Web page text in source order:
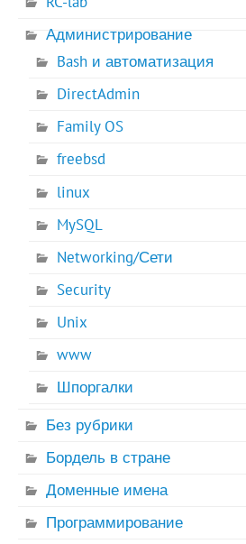
Администрирование
Bash и автоматизация
DirectAdmin
Family OS
freebsd
linux
MySQL
Networking/Сети
Security
Unix
www
Шпоргалки
Без рубрики
Бордель в стране
Доменные имена
Программирование